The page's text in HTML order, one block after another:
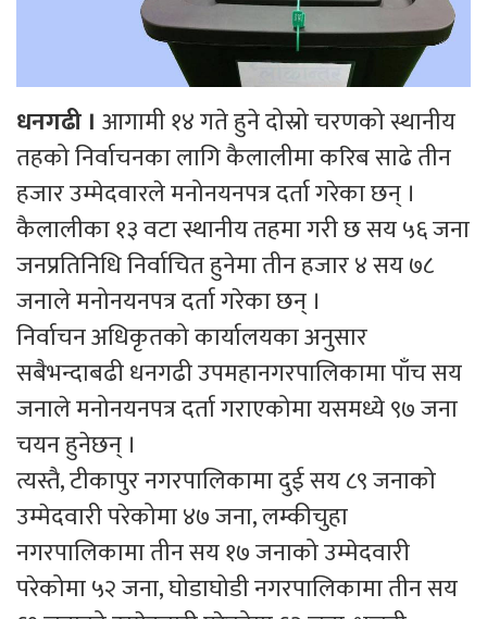
धनगढी । आगामी १४ गते हुने दोस्रो चरणको स्थानीय
तहको निर्वाचनका लागि कैलालीमा करिब साढे तीन
हजार उम्मेदवारले मनोनयनपत्र दर्ता गरेका छन् ।
कैलालीका १३ वटा स्थानीय तहमा गरी छ सय ५६ जना
जनप्रतिनिधि निर्वाचित हुनेमा तीन हजार ४ सय ७८
जनाले मनोनयनपत्र दर्ता गरेका छन् ।
निर्वाचन अधिकृतको कार्यालयका अनुसार
सबैभन्दाबढी धनगढी उपमहानगरपालिकामा पाँच सय
जनाले मनोनयनपत्र दर्ता गराएकोमा यसमध्ये ९७ जना
चयन हुनेछन् ।
त्यस्तै, टीकापुर नगरपालिकामा दुई सय ८९ जनाको
उम्मेदवारी परेकोमा ४७ जना, लम्कीचुहा
नगरपालिकामा तीन सय १७ जनाको उम्मेदवारी
परेकोमा ५२ जना, घोडाघोडी नगरपालिकामा तीन सय